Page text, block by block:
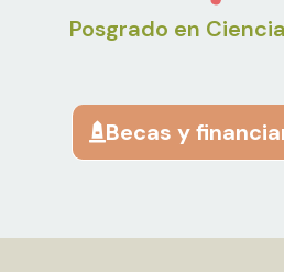
Posgrado en
Becas y